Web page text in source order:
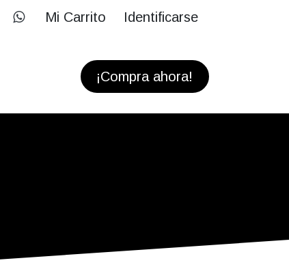
Mi Carrito Identificarse
CONTACTOS ¡Compra ahora!